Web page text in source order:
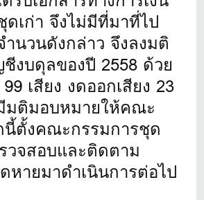
เก่า จึงไม่มีที่มาที่ไป
นวนดังกล่าว จึงลงมติ
งบดุลของปี 2558 ด้วย
เสียง งดออกเสียง 23
มติมอบหมายให้คณะ
ตั้งคณะกรรมการชุด
จสอบและติดตาม
หายมาดำเนินการต่อไป